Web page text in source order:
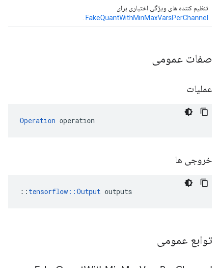
تنظیم کننده های ویژگی اختیاری برای
FakeQuantWithMinMaxVarsPerChannel
صفات عمومی
عملیات
Operation operation
خروجی ها
:: tensorflow::Output outputs
توابع عمومی